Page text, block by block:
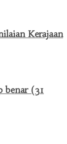
Kerajaan
benar (31